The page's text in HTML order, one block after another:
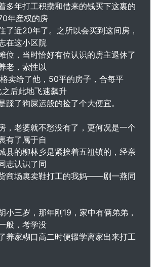
年打工积攒和借来的钱买下这裏的
年産权的房
了近20年了。之所以会买到这间房，
在这小区院
位，当时恰好有位认识的房主退休了
老，索性以
卖给了他，50平的房子，合每平
后此地飞速飙升
踩了狗屎运般的捡了个大便宜。
老婆就不愁没有了，更何况是一个
有了属于自
县的柳林乡是紧挨着五祖镇的，经亲
志认识了同
商场裏卖鞋打工的我妈――剧一燕同
三岁，那年刚19，家中有俩弟弟，
般，考学没
养家糊口高二时便辍学离家出来打工